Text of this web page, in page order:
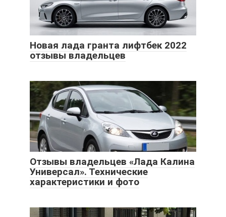
Новая лада гранта лифтбек 2022
отзывы владельцев
Отзывы владельцев «Лада Калина
Универсал». Технические
характеристики и фото